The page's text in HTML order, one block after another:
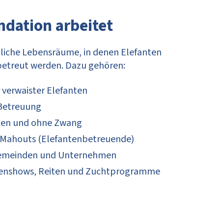
arbeitet
Lebensräume, in denen Elefanten
werden. Dazu gehören:
Elefanten
und ohne Zwang
(Elefantenbetreuende)
und Unternehmen
Reiten und Zuchtprogramme